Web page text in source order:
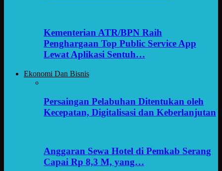
Kementerian ATR/BPN Raih
Penghargaan Top Public Service App
Lewat Aplikasi Sentuh…
Ekonomi Dan Bisnis
Persaingan Pelabuhan Ditentukan oleh
Kecepatan, Digitalisasi dan Keberlanjutan
Anggaran Sewa Hotel di Pemkab Serang
Capai Rp 8,3 M, yang…